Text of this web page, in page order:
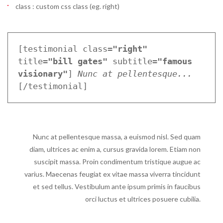
class : custom css class (eg. right)
[testimonial class="right"
title="bill gates" subtitle="famous
visionary" ] Nunc at pellentesque...
[/testimonial]
Nunc at pellentesque massa, a euismod nisl. Sed quam
diam, ultrices ac enim a, cursus gravida lorem. Etiam non
suscipit massa. Proin condimentum tristique augue ac
varius. Maecenas feugiat ex vitae massa viverra tincidunt
et sed tellus. Vestibulum ante ipsum primis in faucibus
orci luctus et ultrices posuere cubilia.